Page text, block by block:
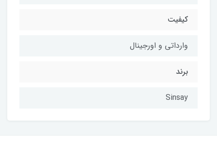
کیفیت
وارداتی و اورجینال
برند
Sinsay